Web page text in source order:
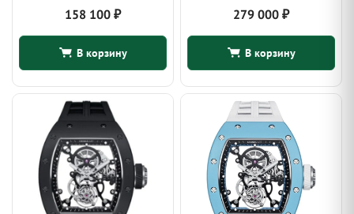
158 100 ₽
В корзину
279 000 ₽
В корзину